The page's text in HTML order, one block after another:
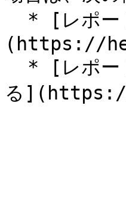
(https://